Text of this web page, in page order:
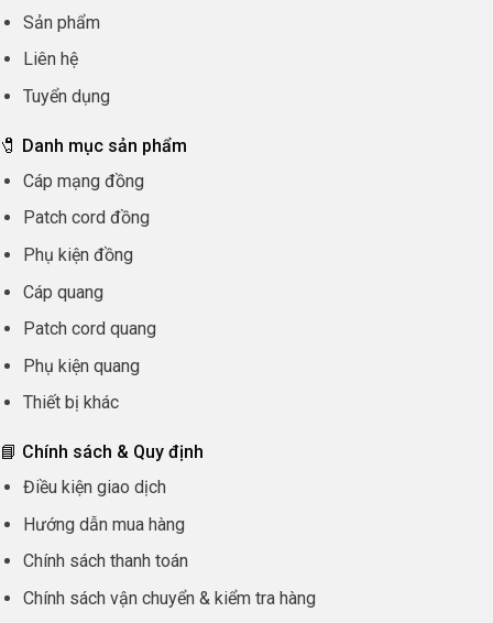
Sản phẩm
Liên hệ
Tuyển dụng
🧷 Danh mục sản phẩm
Cáp mạng đồng
Patch cord đồng
Phụ kiện đồng
Cáp quang
Patch cord quang
Phụ kiện quang
Thiết bị khác
📘 Chính sách & Quy định
Điều kiện giao dịch
Hướng dẫn mua hàng
Chính sách thanh toán
Chính sách vận chuyển & kiểm tra hàng